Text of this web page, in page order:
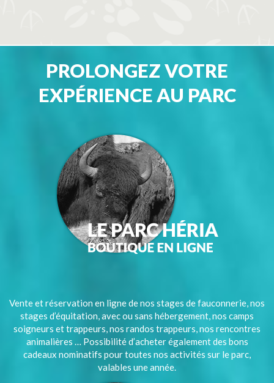
PROLONGEZ VOTRE
EXPÉRIENCE AU PARC
Vente et réservation en ligne de nos stages de fauconnerie, nos
stages d’équitation, avec ou sans hébergement, nos camps
soigneurs et trappeurs, nos randos trappeurs, nos rencontres
animalières … Possibilité d’acheter également des bons
cadeaux nominatifs pour toutes nos activités sur le parc,
valables une année.